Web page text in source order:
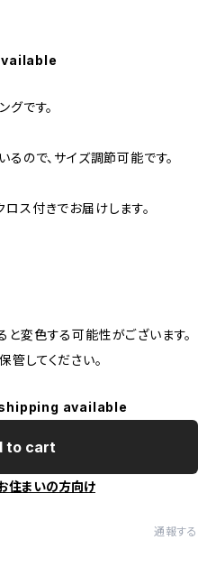
グです。
るので、サイズ調節可能です。
ス付きでお届けします。
変色する可能性がございます。
してください。
available
to cart
住まいの方向け
通報する